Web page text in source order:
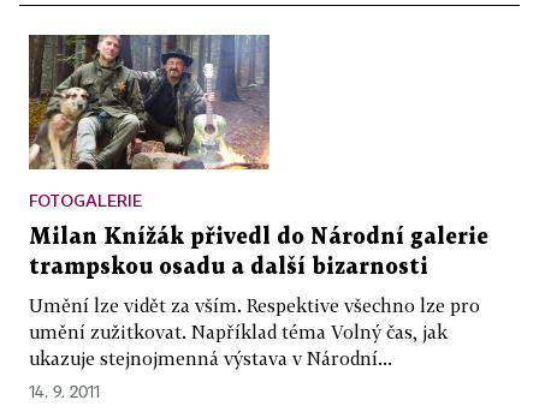
FOTOGALERIE
Milan Knížák přivedl do Národní galerie
trampskou osadu a další bizarnosti
Umění lze vidět za vším. Respektive všechno lze pro
umění zužitkovat. Například téma Volný čas, jak
ukazuje stejnojmenná výstava v Národní...
14. 9. 2011